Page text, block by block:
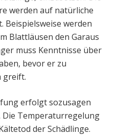
werden auf natürliche
Beispielsweise werden
Blattläusen den Garaus
muss Kenntnisse über
bevor er zu
greift.
erfolgt sozusagen
Die Temperaturregelung
der Schädlinge.